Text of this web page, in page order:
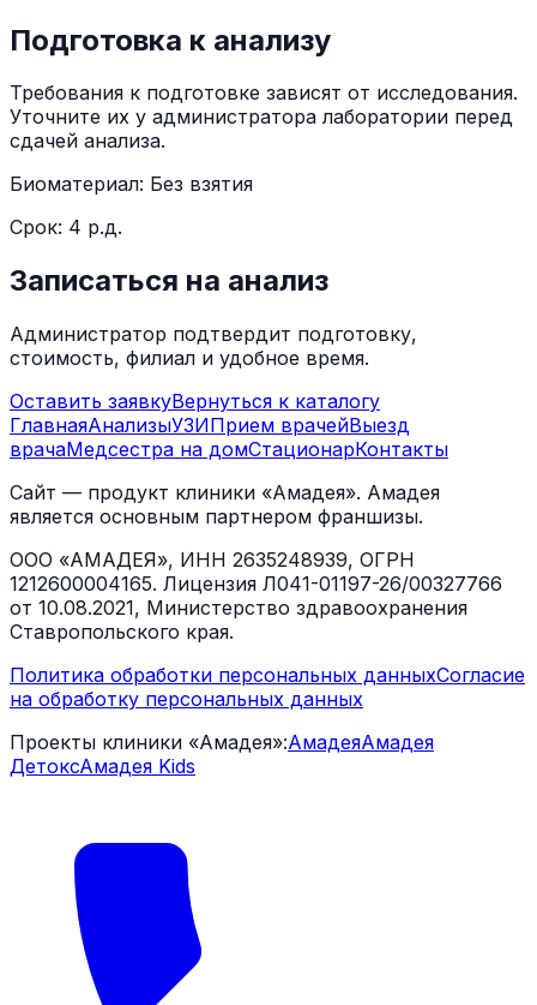
Подготовка к анализу
Требования к подготовке зависят от исследования.
Уточните их у администратора лаборатории перед
сдачей анализа.
Биоматериал: Без взятия
Срок: 4 р.д.
Записаться на анализ
Администратор подтвердит подготовку,
стоимость, филиал и удобное время.
Оставить заявкуВернуться к каталогу
ГлавнаяАнализыУЗИПрием врачейВыезд
врачаМедсестра на домСтационарКонтакты
Сайт — продукт клиники «Амадея». Амадея
является основным партнером франшизы.
ООО «АМАДЕЯ», ИНН 2635248939, ОГРН
1212600004165. Лицензия Л041-01197-26/00327766
от 10.08.2021, Министерство здравоохранения
Ставропольского края.
Политика обработки персональных данныхСогласие
на обработку персональных данных
Проекты клиники «Амадея»:АмадеяАмадея
ДетоксАмадея Kids